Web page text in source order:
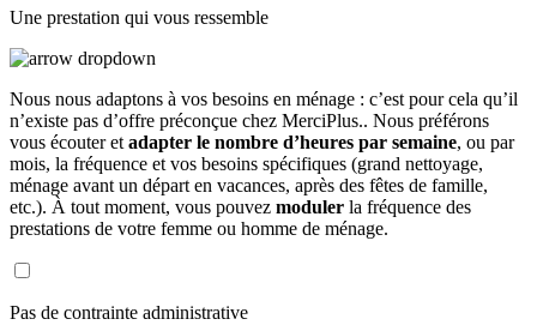
Une prestation qui vous ressemble
Nous nous adaptons à vos besoins en ménage : c’est pour cela qu’il
n’existe pas d’offre préconçue chez MerciPlus.. Nous préférons
vous écouter et adapter le nombre d’heures par semaine, ou par
mois, la fréquence et vos besoins spécifiques (grand nettoyage,
ménage avant un départ en vacances, après des fêtes de famille,
etc.). À tout moment, vous pouvez moduler la fréquence des
prestations de votre femme ou homme de ménage.
Pas de contrainte administrative